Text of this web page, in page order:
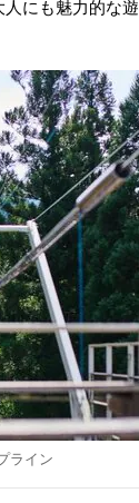
にも魅力的な
ライン
」のリアル＜山